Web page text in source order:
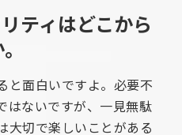
ティはどこから
と面白いですよ。必要不
はないですが、一見無駄
大切で楽しいことがある